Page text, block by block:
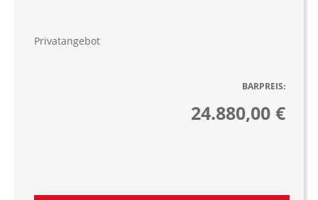
Privatangebot
BARPREIS:
24.880,00 €